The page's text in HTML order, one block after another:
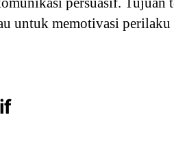
untuk memotivasi perilaku